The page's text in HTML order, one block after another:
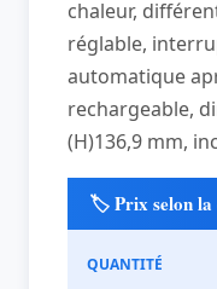
chaleur,
réglable,
automatique
rechargeable,
(H)136,9 mm,
🏷️ Prix selon la
QUANTITÉ